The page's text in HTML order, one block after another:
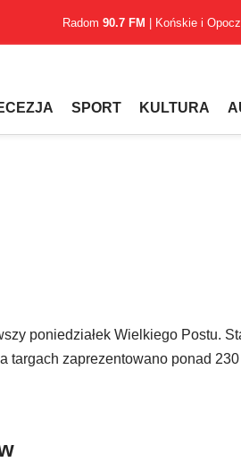
Radom 90.7 FM | Końskie i
SPORT KULTURA
poniedziałek Wielkiego Postu.
targach zaprezentowano ponad